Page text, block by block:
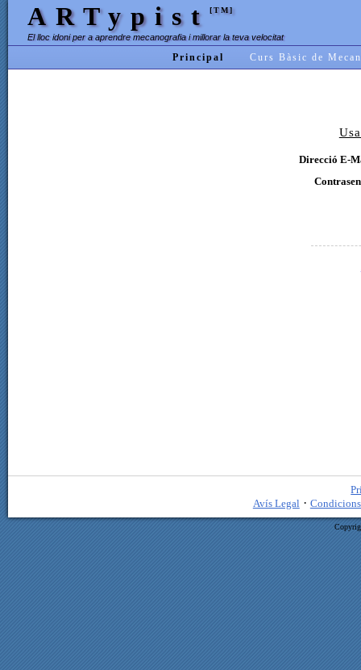
ARTypist [TM]
El lloc idoni per a aprendre mecanografia i millorar la teva velocitat
Principal Curs Bàsic de
Direcció E-
Avís Legal ·